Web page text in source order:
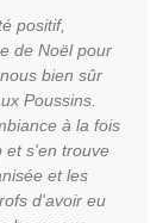
positif,
de Noël pour
bien sûr
Poussins.
à la fois
et s'en trouve
et les
d'avoir eu